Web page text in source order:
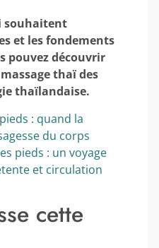
souhaitent
et les fondements
pouvez découvrir
thaï des
thaïlandaise.
: quand la
du corps
pieds : un voyage
et circulation
cette